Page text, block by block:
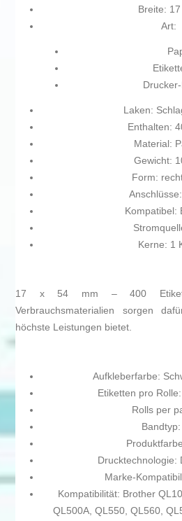
Breite:
Art:
Laken:
Enthalten:
Material:
Gewicht:
Form:
Kompatibel:
Kerne: 1
17 x 54 mm – 400
Verbrauchsmaterialien sorgen
höchste Leistungen bietet.
Aufkleberfarbe:
Etiketten pro
Rolls per
Drucktechnologie:
Marke-
Kompatibilität: Brother
QL500A, QL550, QL560,